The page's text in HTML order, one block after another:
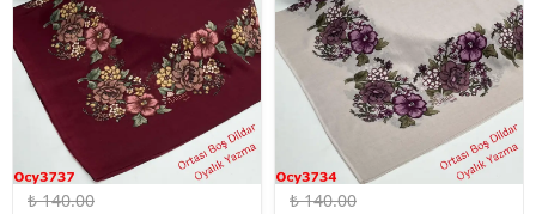
%46 İndirim
₺ 140.00
%46 İndirim
₺ 140.00